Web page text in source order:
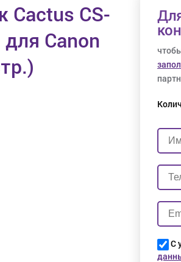
Cactus CS-
Canon
С